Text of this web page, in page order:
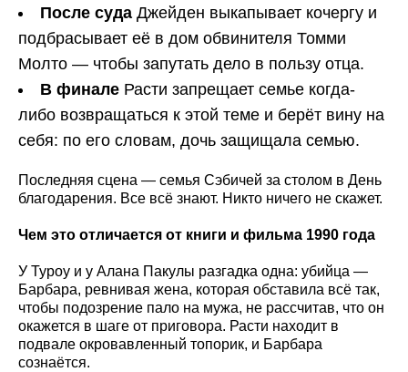
После суда Джейден выкапывает кочергу и
подбрасывает её в дом обвинителя Томми
Молто — чтобы запутать дело в пользу отца.
В финале Расти запрещает семье когда-
либо возвращаться к этой теме и берёт вину на
себя: по его словам, дочь защищала семью.
Последняя сцена — семья Сэбичей за столом в День
благодарения. Все всё знают. Никто ничего не скажет.
Чем это отличается от книги и фильма 1990 года
У Туроу и у Алана Пакулы разгадка одна: убийца —
Барбара, ревнивая жена, которая обставила всё так,
чтобы подозрение пало на мужа, не рассчитав, что он
окажется в шаге от приговора. Расти находит в
подвале окровавленный топорик, и Барбара
сознаётся.